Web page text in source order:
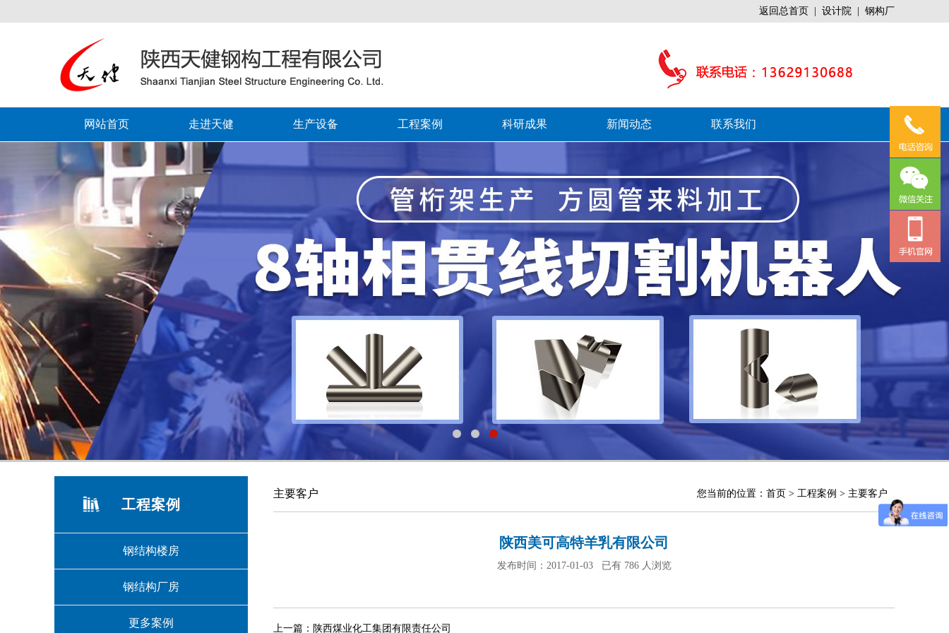
返回总首页 设计院 钢构厂
网站首页 走进天健 生产设备 工程案例 科研成果 新闻动态 联系我们
3
工程案例
钢结构楼房
钢结构厂房
更多案例
您当前的位置： 首页 > 工程案例 > 主要客户
主要客户
陕西美可高特羊乳有限公司
发布时间：2017-01-03 已有 786 人浏览
上一篇： 陕西煤业化工集团有限责任公司